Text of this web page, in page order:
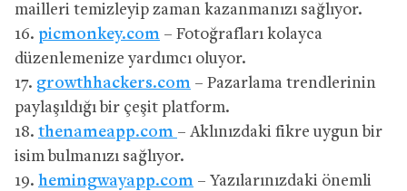
mailleri temizleyip zaman kazanmanızı sağlıyor.
16. picmonkey.com – Fotoğrafları kolayca
düzenlemenize yardımcı oluyor.
17. growthhackers.com – Pazarlama trendlerinin
paylaşıldığı bir çeşit platform.
18. thenameapp.com – Aklınızdaki fikre uygun bir
isim bulmanızı sağlıyor.
19. hemingwayapp.com – Yazılarınızdaki önemli